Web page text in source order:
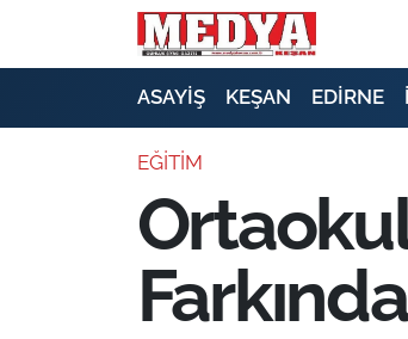
ASAYİŞ KEŞAN EDİRNE
EĞİTİM
E-GAZETE
SİYASET